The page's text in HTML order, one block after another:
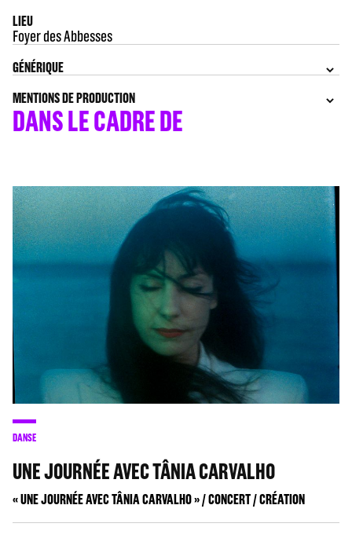
LIEU
Foyer des Abbesses
GÉNÉRIQUE
MENTIONS DE PRODUCTION
DANS LE CADRE DE
DANSE
UNE JOURNÉE AVEC TÂNIA CARVALHO
« UNE JOURNÉE AVEC TÂNIA CARVALHO » / CONCERT / CRÉATION